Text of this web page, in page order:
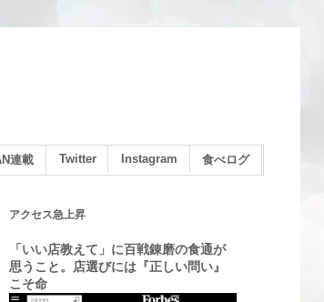
連載 Twitter Instagram 食べログ
アクセス急上昇
「いい店教えて」に百戦錬磨の食通が
思うこと。店選びには『正しい問い』
こそ命